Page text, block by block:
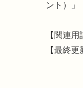
ント）」
【関連
【最終